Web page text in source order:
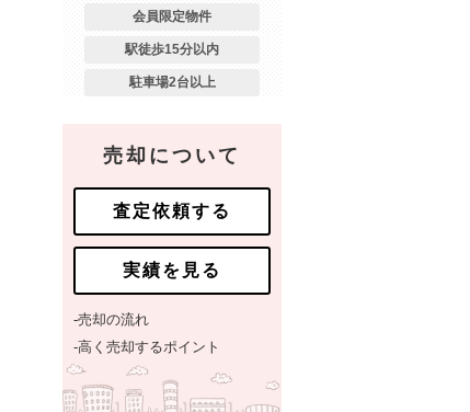
会員限定物件
駅徒歩15分以内
駐車場2台以上
売却について
査定依頼する
実績を見る
-売却の流れ
-高く売却するポイント